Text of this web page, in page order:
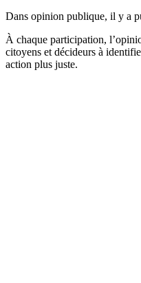
Dans opinion publique, il y a
À chaque participation,
citoyens et décideurs à
action plus juste.